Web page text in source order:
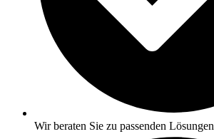
Wir beraten Sie zu passenden Lösungen